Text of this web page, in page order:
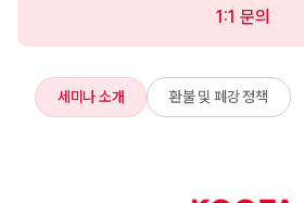
1:1 문의
세미나 소개 환불 및 폐강 정책